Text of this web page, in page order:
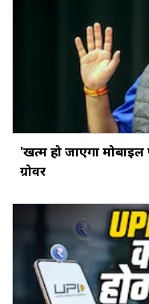
'खत्‍म हो जाएगा
ग्रोवर